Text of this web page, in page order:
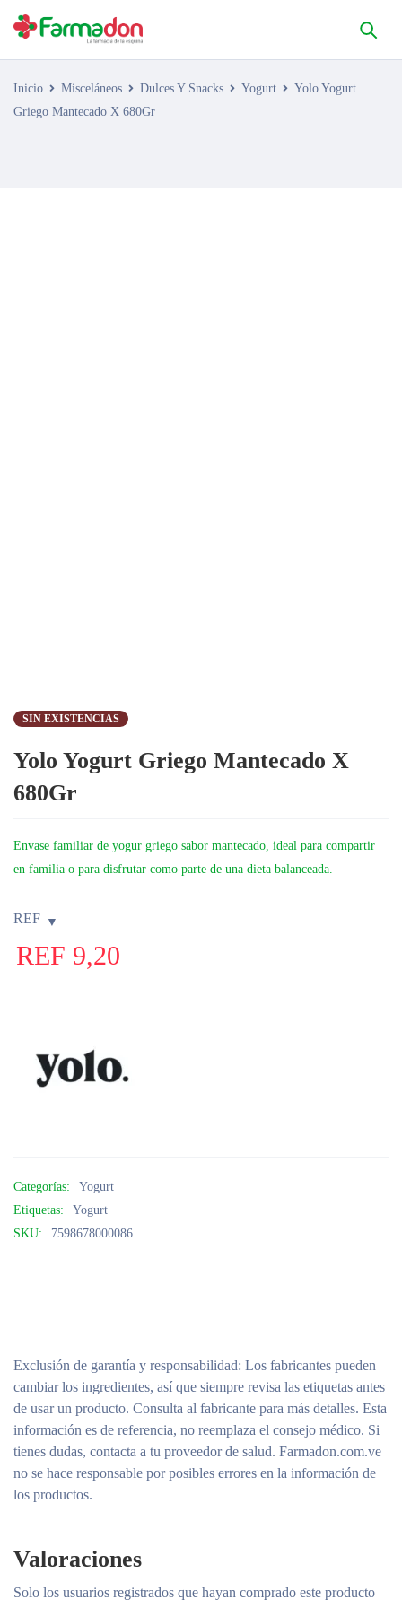
Inicio Misceláneos Dulces Y Snacks Yogurt
Yolo Yogurt
Griego Mantecado X 680Gr
SIN EXISTENCIAS
Yolo Yogurt Griego Mantecado X
680Gr
Envase familiar de yogur griego sabor mantecado, ideal para compartir
en familia o para disfrutar como parte de una dieta balanceada.
REF
REF 9,20
Categorías:
Yogurt
Etiquetas:
Yogurt
SKU:
7598678000086
Exclusión de garantía y responsabilidad: Los fabricantes pueden
cambiar los ingredientes, así que siempre revisa las etiquetas antes
de usar un producto. Consulta al fabricante para más detalles. Esta
información es de referencia, no reemplaza el consejo médico. Si
tienes dudas, contacta a tu proveedor de salud. Farmadon.com.ve
no se hace responsable por posibles errores en la información de
los productos.
Valoraciones
Solo los usuarios registrados que hayan comprado este producto